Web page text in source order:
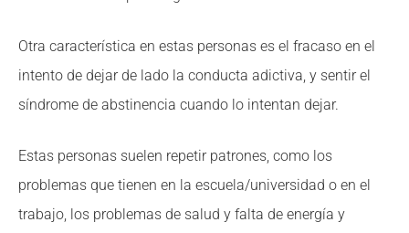
Otra característica en estas personas es el fracaso en el
intento de dejar de lado la conducta adictiva, y sentir el
síndrome de abstinencia cuando lo intentan dejar.
Estas personas suelen repetir patrones, como los
problemas que tienen en la escuela/universidad o en el
trabajo, los problemas de salud y falta de energía y